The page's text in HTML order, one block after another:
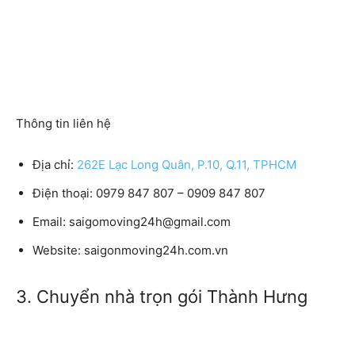
Thông tin liên hệ
Địa chỉ: 262E Lạc Long Quân, P.10, Q.11, TPHCM
Điện thoại: 0979 847 807 – 0909 847 807
Email: saigomoving24h@gmail.com
Website: saigonmoving24h.com.vn
3. Chuyển nhà trọn gói Thành Hưng